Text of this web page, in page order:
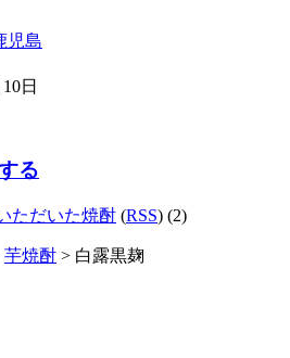
児島
日
る
ただいた焼酎 (RSS) (2)
芋焼酎 > 白露黒麹